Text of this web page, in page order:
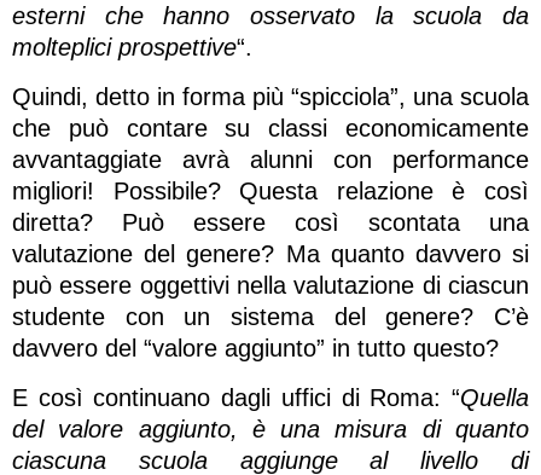
esterni che hanno osservato la scuola da
molteplici prospettive“.
Quindi, detto in forma più “spicciola”, una scuola
che può contare su classi economicamente
avvantaggiate avrà alunni con performance
migliori! Possibile? Questa relazione è così
diretta? Può essere così scontata una
valutazione del genere? Ma quanto davvero si
può essere oggettivi nella valutazione di ciascun
studente con un sistema del genere? C’è
davvero del “valore aggiunto” in tutto questo?
E così continuano dagli uffici di Roma: “Quella
del valore aggiunto, è una misura di quanto
ciascuna scuola aggiunge al livello di